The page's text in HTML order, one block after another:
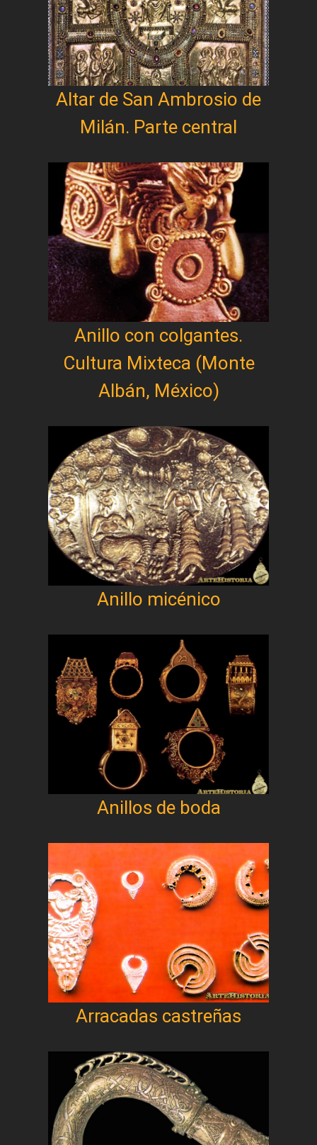
Altar de San Ambrosio de
Milán. Parte central
Anillo con colgantes.
Cultura Mixteca (Monte
Albán, México)
Anillo micénico
Anillos de boda
Arracadas castreñas